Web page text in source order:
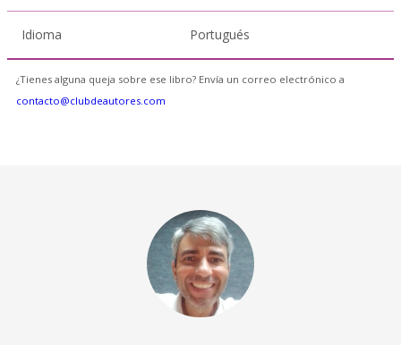
Idioma Portugués
¿Tienes alguna queja sobre ese libro? Envía un correo electrónico a
contacto@clubdeautores.com